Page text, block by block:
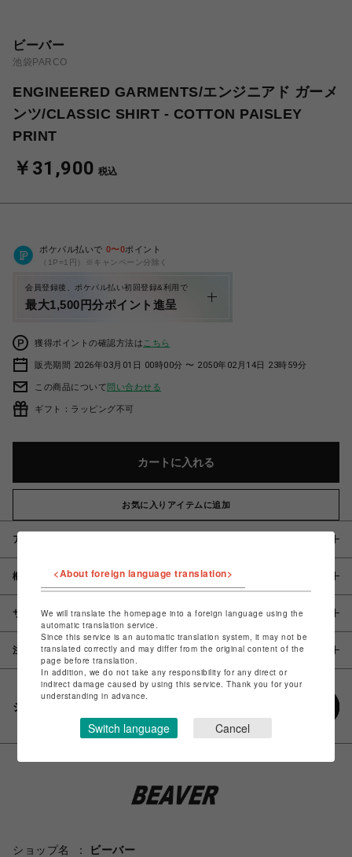
ビーバー
池袋PARCO
ENGINEERED GARMENTS/エンジニアド ガーメ
ンツ/CLASSIC SHIRT - COTTON PAISLEY
PRINT
￥31,900 税込
ポケパル払いで 0〜0ポイント
（1P=1円）※キャンペーン分除く
会員登録後、ポケパル払い初回登録&利用で
最大1,500円分ポイント進呈
獲得ポイントの確認方法は こちら
販売期間 2026年03月01日 00時00分 〜 2050年02月14日 23時59分
この商品について問い合わせる
ギフト：ラッピング不可
カートに入れる
お気に入りアイテムに追加
アイテム説明 / 素材
概要
サイズ
注意事項
シェアする
ショップ名
ビーバー
<About foreign language translation>
We will translate the homepage into a foreign language using the
automatic translation service.
Since this service is an automatic translation system, it may not be
translated correctly and may differ from the original content of the
page before translation.
In addition, we do not take any responsibility for any direct or
indirect damage caused by using this service. Thank you for your
understanding in advance.
Switch language Cancel